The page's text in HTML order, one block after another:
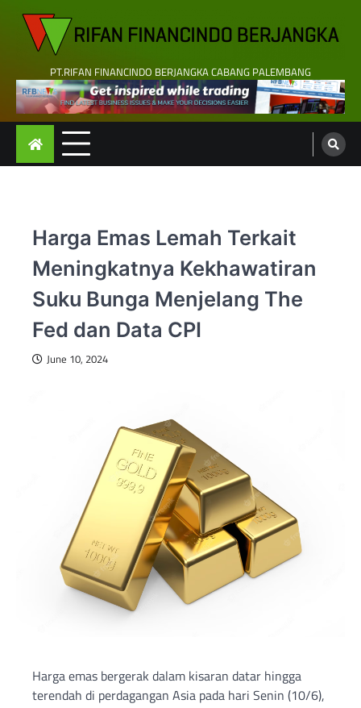
content
PT.RIFAN FINANCINDO BERJANGKA CABANG PALEMBANG
Harga Emas Lemah Terkait
Meningkatnya Kekhawatiran
Suku Bunga Menjelang The
Fed dan Data CPI
June 10, 2024
Harga emas bergerak dalam kisaran datar hingga
terendah di perdagangan Asia pada hari Senin (10/6),